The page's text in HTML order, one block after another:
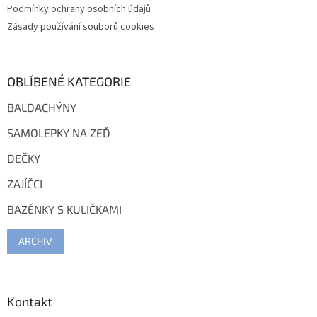
Podmínky ochrany osobních údajů
Zásady používání souborů cookies
OBLÍBENÉ KATEGORIE
BALDACHÝNY
SAMOLEPKY NA ZEĎ
DEČKY
ZAJÍČCI
BAZÉNKY S KULIČKAMI
ARCHIV
Kontakt